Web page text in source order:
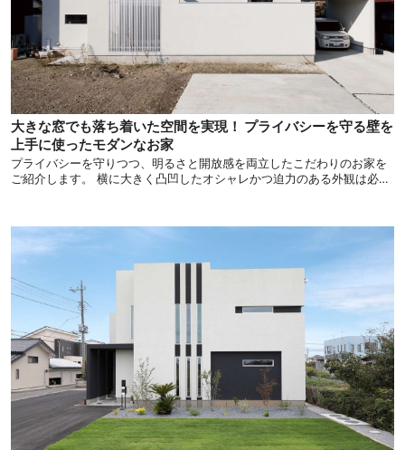
大きな窓でも落ち着いた空間を実現！ プライバシーを守る壁を
上手に使ったモダンなお家
プライバシーを守りつつ、明るさと開放感を両立したこだわりのお家を
ご紹介します。 横に大きく凸凹したオシャレかつ迫力のある外観は必見